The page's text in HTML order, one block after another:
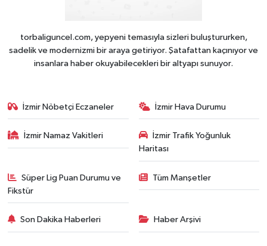
torbaliguncel.com, yepyeni temasıyla sizleri buluştururken,
sadelik ve modernizmi bir araya getiriyor. Şatafattan kaçınıyor ve
insanlara haber okuyabilecekleri bir altyapı sunuyor.
İzmir Nöbetçi Eczaneler İzmir Hava Durumu
İzmir Namaz Vakitleri
İzmir Trafik Yoğunluk
Haritası
Süper Lig Puan Durumu ve
Fikstür
Tüm Manşetler
Son Dakika Haberleri Haber Arşivi